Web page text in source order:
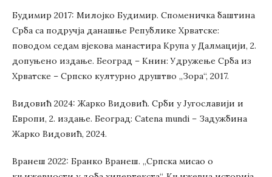
Будимир 2017: Милојко Будимир. Споменичка баштина
Срба са подручја данашње Републике Хрватске:
поводом седам вјекова манастира Крупа у Далмацији, 2.
допуњено издање. Београд – Книн: Удружење Срба из
Хрватске – Српско културно друштво „Зора“, 2017.
Видовић 2024: Жарко Видовић. Срби у Југославији и
Европи, 2. издање. Београд: Catena mundi – Задужбина
Жарко Видовић, 2024.
Вранеш 2022: Бранко Вранеш. „Српска мисао о